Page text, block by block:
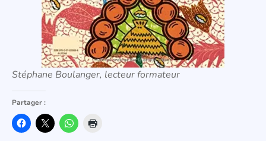
Stéphane Boulanger, lecteur formateur
Partager :